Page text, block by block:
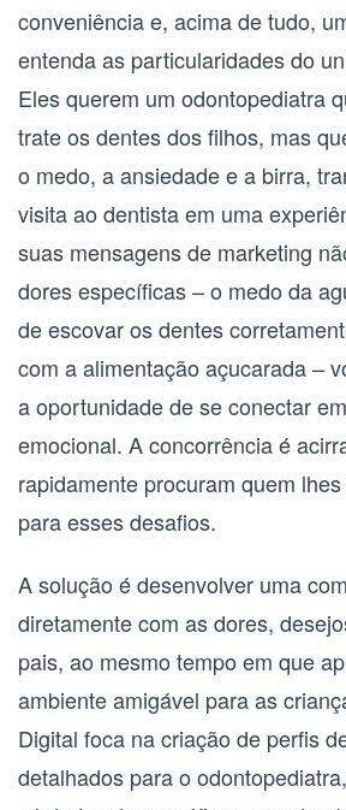
conveniência e, acima de tudo,
entenda as particularidades do
Eles querem um odontopediatra
trate os dentes dos filhos, mas
o medo, a ansiedade e a birra,
visita ao dentista em uma
suas mensagens de marketing
dores específicas – o medo da
de escovar os dentes
com a alimentação açucarada –
a oportunidade de se conectar
emocional. A concorrência é
rapidamente procuram quem
para esses desafios.
A solução é desenvolver uma
diretamente com as dores,
pais, ao mesmo tempo em que
ambiente amigável para as
Digital foca na criação de perfis
detalhados para o